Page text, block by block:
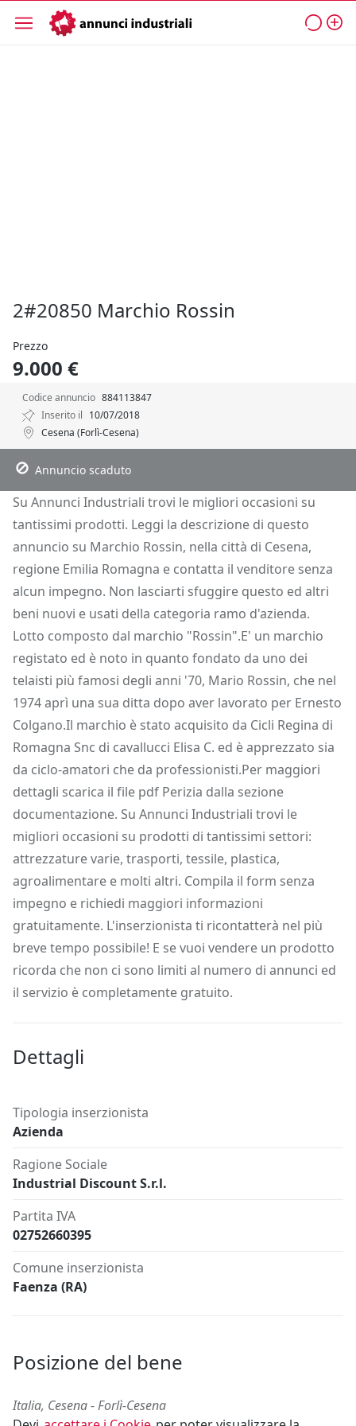
2#20850 Marchio Rossin
Prezzo
9.000 €
Codice annuncio 884113847
Inserito il 10/07/2018
Cesena (Forlì-Cesena)
Descrizione
Dettagli Posizione Richiedi Info
Annuncio scaduto
Su Annunci Industriali trovi le migliori occasioni su
tantissimi prodotti. Leggi la descrizione di questo
annuncio su Marchio Rossin, nella città di Cesena,
regione Emilia Romagna e contatta il venditore senza
alcun impegno. Non lasciarti sfuggire questo ed altri
beni nuovi e usati della categoria ramo d'azienda.
Lotto composto dal marchio "Rossin".E' un marchio
registato ed è noto in quanto fondato da uno dei
telaisti più famosi degli anni '70, Mario Rossin, che nel
1974 aprì una sua ditta dopo aver lavorato per Ernesto
Colgano.Il marchio è stato acquisito da Cicli Regina di
Romagna Snc di cavallucci Elisa C. ed è apprezzato sia
da ciclo-amatori che da professionisti.Per maggiori
dettagli scarica il file pdf Perizia dalla sezione
documentazione. Su Annunci Industriali trovi le
migliori occasioni su prodotti di tantissimi settori:
attrezzature varie, trasporti, tessile, plastica,
agroalimentare e molti altri. Compila il form senza
impegno e richiedi maggiori informazioni
gratuitamente. L'inserzionista ti ricontatterà nel più
breve tempo possibile! E se vuoi vendere un prodotto
ricorda che non ci sono limiti al numero di annunci ed
il servizio è completamente gratuito.
Dettagli
Tipologia inserzionista
Azienda
Ragione Sociale
Industrial Discount S.r.l.
Partita IVA
02752660395
Comune inserzionista
Faenza (RA)
Posizione del bene
Italia, Cesena - Forlì-Cesena